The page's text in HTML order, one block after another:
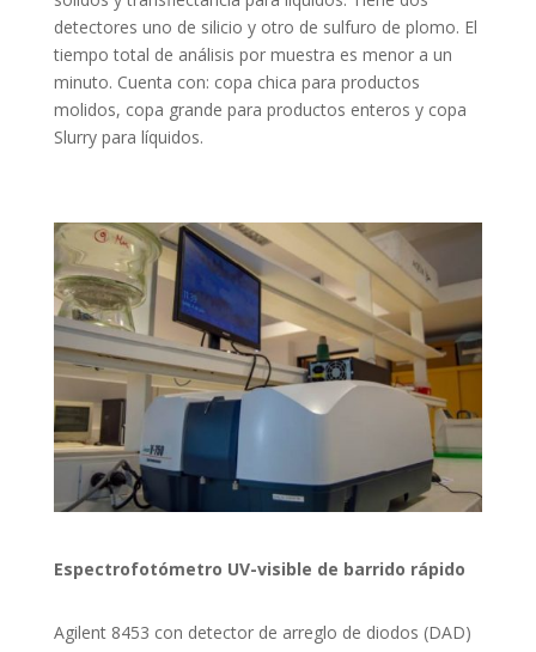
detectores uno de silicio y otro de sulfuro de plomo. El
tiempo total de análisis por muestra es menor a un
minuto. Cuenta con: copa chica para productos
molidos, copa grande para productos enteros y copa
Slurry para líquidos.
Espectrofotómetro UV-visible de barrido rápido
Agilent 8453 con detector de arreglo de diodos (DAD)